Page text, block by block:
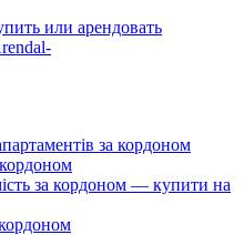
за кордоном
за кордоном — купити на